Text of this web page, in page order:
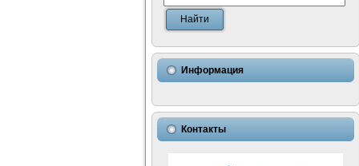
Измерительный
Инструменты для
Инструменты для
Использование NI LabVIEW
Исследовние возможности
Математическое
Применение
Симуляция отклика
Автоматизация
Блок гальванической
Информация
Контакты